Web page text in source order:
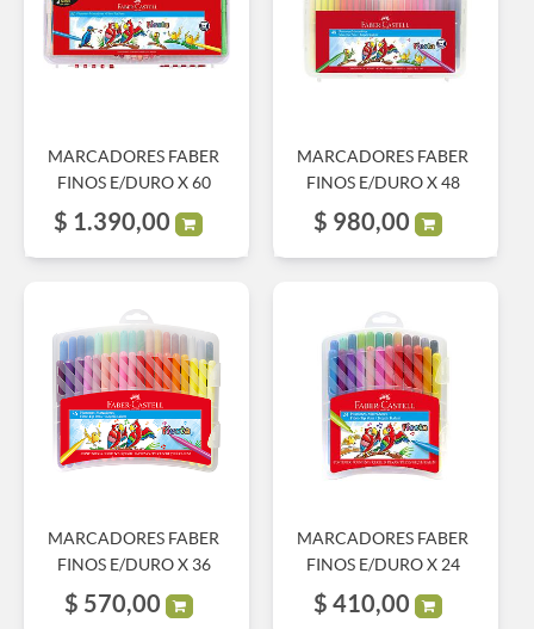
MARCADORES FABER
FINOS E/DURO X 60
$ 1.390,00
MARCADORES FABER
FINOS E/DURO X 48
$ 980,00
MARCADORES FABER
FINOS E/DURO X 36
$ 570,00
MARCADORES FABER
FINOS E/DURO X 24
$ 410,00